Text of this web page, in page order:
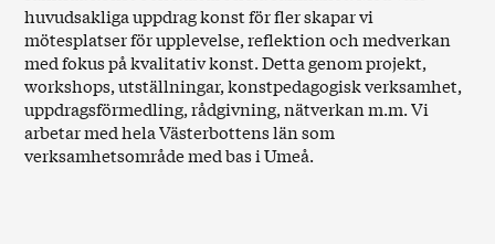
huvudsakliga uppdrag konst för fler skapar vi
mötesplatser för upplevelse, reflektion och medverkan
med fokus på kvalitativ konst. Detta genom projekt,
workshops, utställningar, konstpedagogisk verksamhet,
uppdragsförmedling, rådgivning, nätverkan m.m. Vi
arbetar med hela Västerbottens län som
verksamhetsområde med bas i Umeå.